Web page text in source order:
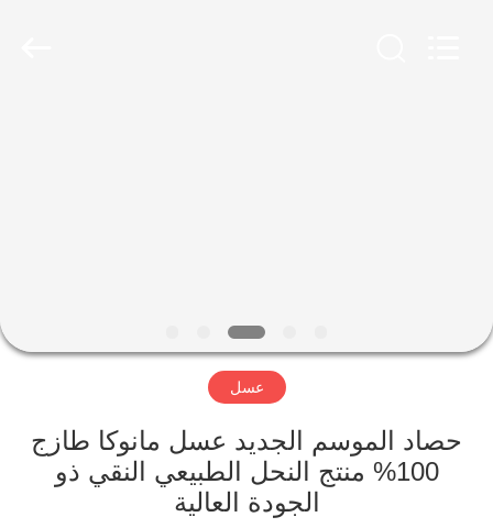
عنا
في
المعمل
عسل
حصاد الموسم الجديد عسل مانوكا طازج
100% منتج النحل الطبيعي النقي ذو
الجودة العالية